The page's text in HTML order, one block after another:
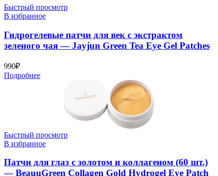
Быстрый просмотр
В избранное
Гидрогелевые патчи для век с экстрактом
зеленого чая — Jayjun Green Tea Eye Gel Patches
990₽
Подробнее
Быстрый просмотр
В избранное
Патчи для глаз с золотом и коллагеном (60 шт.)
— BeauuGreen Collagen Gold Hydrogel Eye Patch